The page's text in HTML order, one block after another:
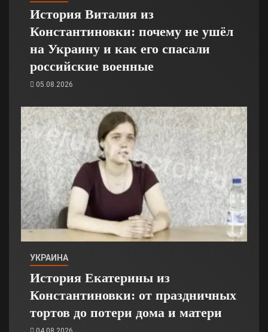
История Виталия из
Константиновки: почему не ушёл
на Украину и как его спасали
российские военные
05.08.2026
УКРАИНА
История Екатерины из
Константиновки: от праздничных
тортов до потери дома и матери